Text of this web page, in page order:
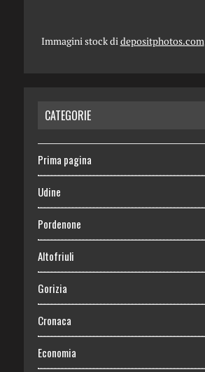
Immagini stock didepositphotos.com
CATEGORIE
Prima pagina
Udine
Pordenone
Altofriuli
Gorizia
Cronaca
Economia